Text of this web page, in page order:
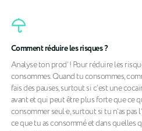
Comment réduire les risques ?
Analyse ton prod’ ! Pour réduire les
consommes. Quand tu consommes,
fais des pauses, surtout si c’est une
avant et qui peut être plus forte que ce
consommer seul·e, surtout si tu n’as pas
ce que tu as consommé et dans quelles